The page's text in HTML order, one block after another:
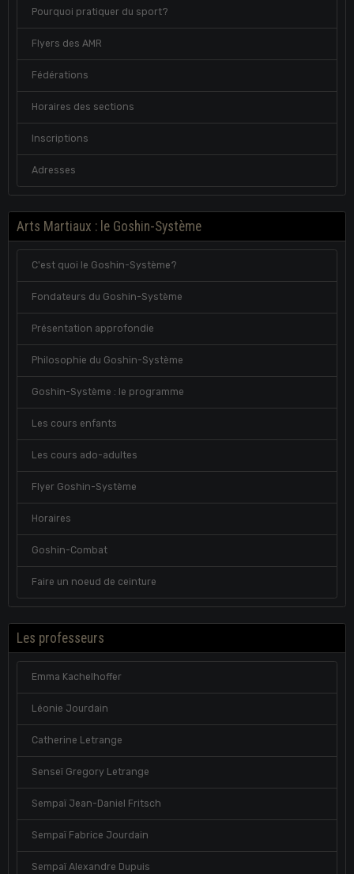
Pourquoi pratiquer du sport?
Flyers des AMR
Fédérations
Horaires des sections
Inscriptions
Adresses
Arts Martiaux : le Goshin-Système
C'est quoi le Goshin-Système?
Fondateurs du Goshin-Système
Présentation approfondie
Philosophie du Goshin-Système
Goshin-Système : le programme
Les cours enfants
Les cours ado-adultes
Flyer Goshin-Système
Horaires
Goshin-Combat
Faire un noeud de ceinture
Les professeurs
Emma Kachelhoffer
Léonie Jourdain
Catherine Letrange
Senseï Gregory Letrange
Sempaï Jean-Daniel Fritsch
Sempaï Fabrice Jourdain
Sempaï Alexandre Dupuis